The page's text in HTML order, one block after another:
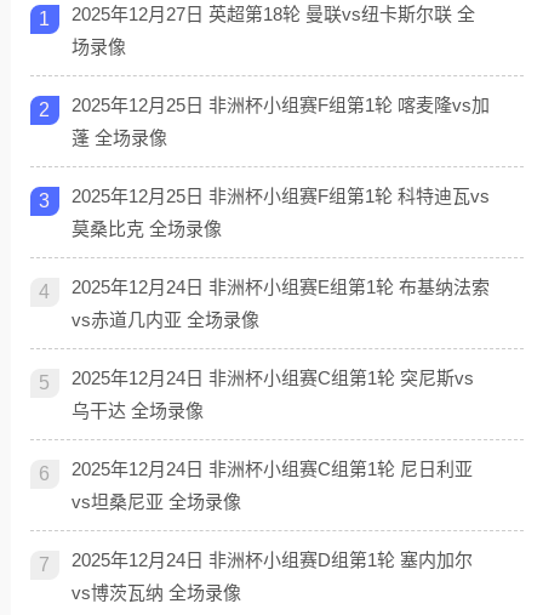
1
2025年12月27日 英超第18轮 曼联vs纽卡斯尔联 全
场录像
2
2025年12月25日 非洲杯小组赛F组第1轮 喀麦隆vs加
蓬 全场录像
3
2025年12月25日 非洲杯小组赛F组第1轮 科特迪瓦vs
莫桑比克 全场录像
4
2025年12月24日 非洲杯小组赛E组第1轮 布基纳法索
vs赤道几内亚 全场录像
5
2025年12月24日 非洲杯小组赛C组第1轮 突尼斯vs
乌干达 全场录像
6
2025年12月24日 非洲杯小组赛C组第1轮 尼日利亚
vs坦桑尼亚 全场录像
7
2025年12月24日 非洲杯小组赛D组第1轮 塞内加尔
vs博茨瓦纳 全场录像